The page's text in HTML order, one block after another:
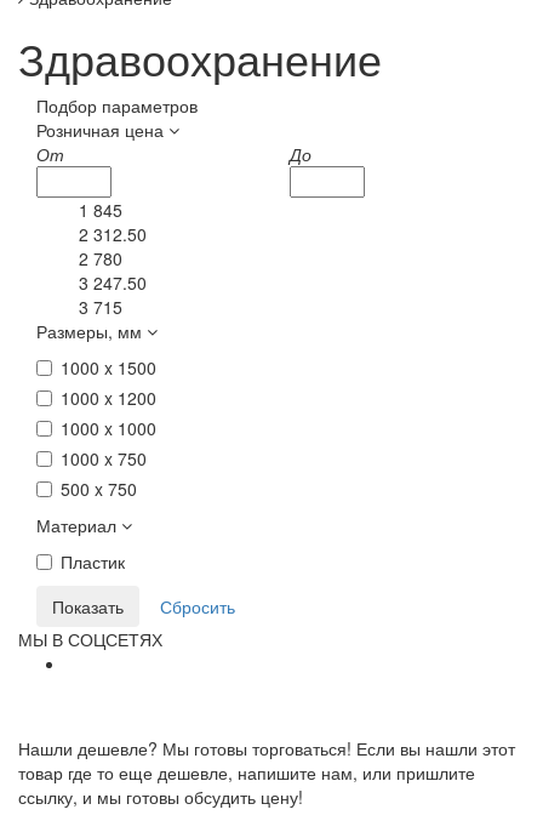
Здравоохранение
Подбор параметров
Розничная цена
От
До
1 845
2 312.50
2 780
3 247.50
3 715
Размеры, мм
1000 x 1500
1000 x 1200
1000 x 1000
1000 x 750
500 x 750
Материал
Пластик
МЫ В СОЦСЕТЯХ
Нашли дешевле? Мы готовы торговаться! Если вы нашли этот
товар где то еще дешевле, напишите нам, или пришлите
ссылку, и мы готовы обсудить цену!